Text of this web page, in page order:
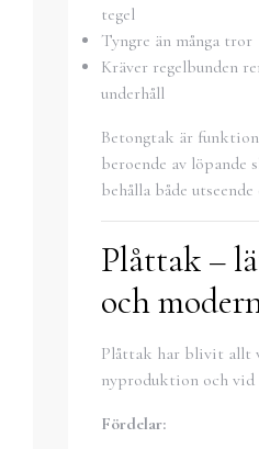
tegel
Tyngre än många tror
Kräver regelbunden
underhåll
Betongtak är
beroende av löpande
behålla både
Plåttak –
och
Plåttak har blivit allt
nyproduktion och vid
Fördelar: